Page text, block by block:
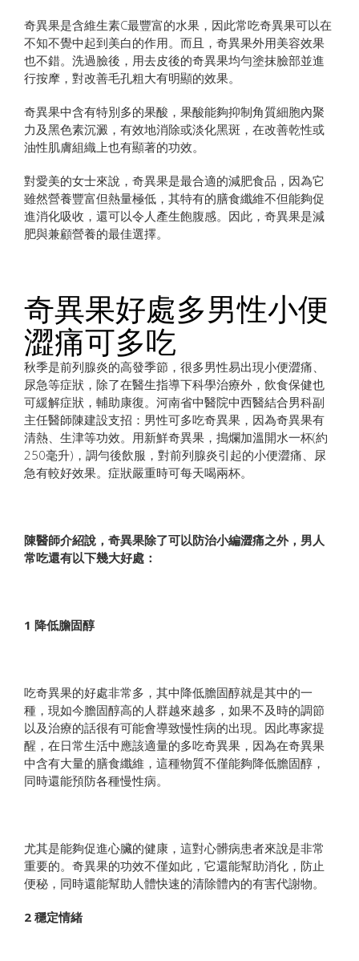
奇異果是含維生素C最豐富的水果，因此常吃奇異果可以在
不知不覺中起到美白的作用。而且，奇異果外用美容效果
也不錯。洗過臉後，用去皮後的奇異果均勻塗抹臉部並進
行按摩，對改善毛孔粗大有明顯的效果。
奇異果中含有特別多的果酸，果酸能夠抑制角質細胞內聚
力及黑色素沉澱，有效地消除或淡化黑斑，在改善乾性或
油性肌膚組織上也有顯著的功效。
對愛美的女士來說，奇異果是最合適的減肥食品，因為它
雖然營養豐富但熱量極低，其特有的膳食纖維不但能夠促
進消化吸收，還可以令人產生飽腹感。因此，奇異果是減
肥與兼顧營養的最佳選擇。
奇異果好處多男性小便
澀痛可多吃
秋季是前列腺炎的高發季節，很多男性易出現小便澀痛、
尿急等症狀，除了在醫生​​指導下科學治療外，飲食保健也
可緩解症狀，輔助康復。河南省中醫院中西醫結合男科副
主任醫師陳建設支招：男性可多吃奇異果，因為奇異果有
清熱、生津等功效。用新鮮奇異果，搗爛加溫開水一杯(約
250毫升)，調勻後飲服，對前列腺炎引起的小便澀痛、尿
急有較好​​效果。症狀嚴重時可每天喝兩杯。
陳醫師介紹說，奇異果除了可以防治小編澀痛之外，男人
常吃還有以下幾大好處：
1 降低膽固醇
吃奇異果的好處非常多，其中降低膽固醇就是其中的一
種，現如今膽固醇高的人群越來越多，如果不及時的調節
以及治療的話很有可能會導致慢性病的出現。因此專家提
醒，在日常生活中應該適量的多吃奇異果，因為在奇異果
中含有大量的膳食纖維，這種物質不僅能夠降低膽固醇，
同時還能預防各種慢性病。
尤其是能夠促進心臟的健康，這對心髒病患者來說是非常
重要的。奇異果的功效不僅如此，它還能幫助消化，防止
便秘，同時還能幫助人體快速的清除體內的有害代謝物。
2 穩定情緒